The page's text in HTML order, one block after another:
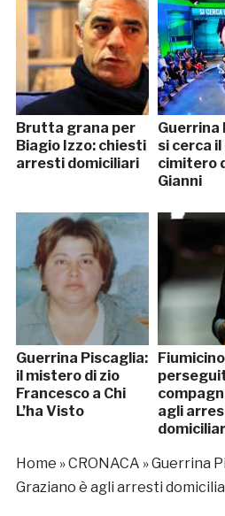
Brutta grana per
Biagio Izzo: chiesti
arresti domiciliari
Guerrina
si cerca il
cimitero
Gianni
Guerrina Piscaglia:
il mistero di zio
Francesco a Chi
L’ha Visto
agli
Home »CRONACA »Guerrina
Graziano è agli arresti